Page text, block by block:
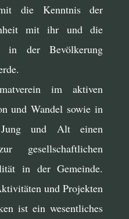
die Kenntnis der
mit ihr und die
in der Bevölkerung
im aktiven
und Wandel sowie in
und Alt einen
gesellschaftlichen
in der Gemeinde.
und Projekten
ist ein wesentliches